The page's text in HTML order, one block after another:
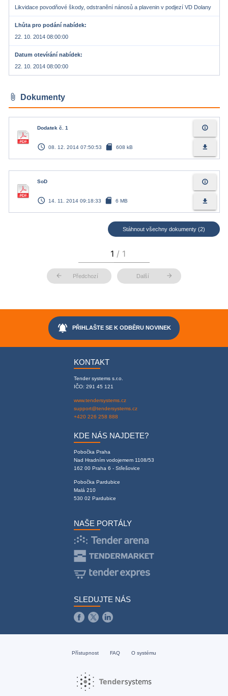
Likvidace povodňové škody, odstranění nánosů a plavenin v podjezí VD Dolany
Lhůta pro podání nabídek
22. 10. 2014 08:00:00
Datum otevírání nabídek
22. 10. 2014 08:00:00
attach_file Dokumenty
Dodatek č. 1
access_time 08. 12. 2014 07:50:53 sd_card 608 kB
info_outline
file_download
SoD
access_time 14. 11. 2014 09:18:33 sd_card 6 MB
info_outline
file_download
Stáhnout všechny dokumenty (2)
arrow_back Předchozí Další arrow_forward
notifications_active PŘIHLAŠTE SE K ODBĚRU NOVINEK
KONTAKT
Tender systems s.r.o.
IČO: 291 45 121
www.tendersystems.cz
support@tendersystems.cz
+420 226 258 888
KDE NÁS NAJDETE?
Pobočka Praha
Nad Hradním vodojemem 1108/53
162 00 Praha 6 - Střešovice
Pobočka Pardubice
Malá 210
530 02 Pardubice
NAŠE PORTÁLY
SLEDUJTE NÁS
Přístupnost FAQ O systému